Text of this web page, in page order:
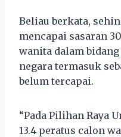
Beliau berkata,
mencapai sasaran
wanita dalam
negara termasuk
belum tercapai.
“Pada Pilihan Raya
13.4 peratus calon